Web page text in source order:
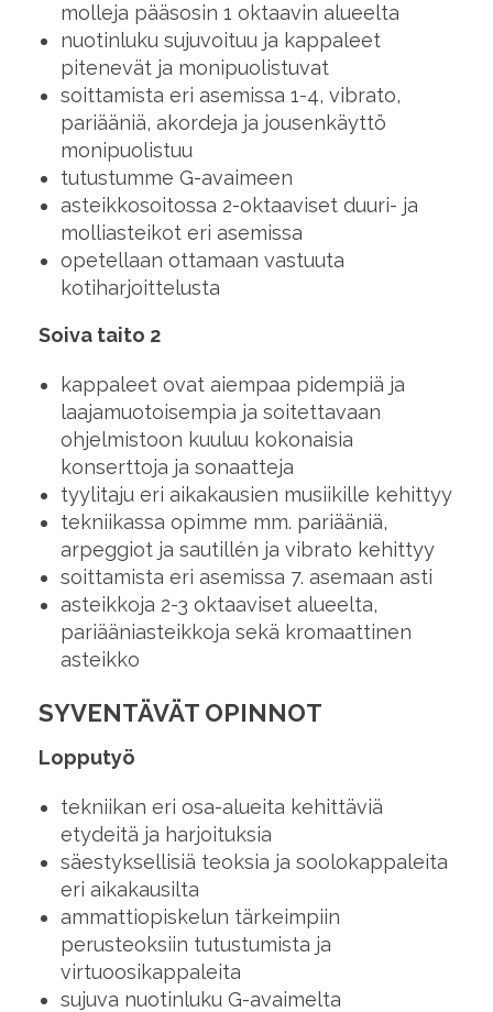
molleja pääsosin 1 oktaavin alueelta
nuotinluku sujuvoituu ja kappaleet
pitenevät ja monipuolistuvat
soittamista eri asemissa 1-4, vibrato,
pariääniä, akordeja ja jousenkäyttö
monipuolistuu
tutustumme G-avaimeen
asteikkosoitossa 2-oktaaviset duuri- ja
molliasteikot eri asemissa
opetellaan ottamaan vastuuta
kotiharjoittelusta
Soiva taito 2
kappaleet ovat aiempaa pidempiä ja
laajamuotoisempia ja soitettavaan
ohjelmistoon kuuluu kokonaisia
konserttoja ja sonaatteja
tyylitaju eri aikakausien musiikille kehittyy
tekniikassa opimme mm. pariääniä,
arpeggiot ja sautillén ja vibrato kehittyy
soittamista eri asemissa 7. asemaan asti
asteikkoja 2-3 oktaaviset alueelta,
pariääniasteikkoja sekä kromaattinen
asteikko
SYVENTÄVÄT OPINNOT
Lopputyö
tekniikan eri osa-alueita kehittäviä
etydeitä ja harjoituksia
säestyksellisiä teoksia ja soolokappaleita
eri aikakausilta
ammattiopiskelun tärkeimpiin
perusteoksiin tutustumista ja
virtuoosikappaleita
sujuva nuotinluku G-avaimelta